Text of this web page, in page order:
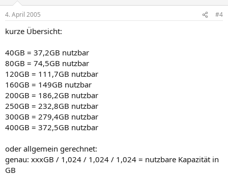
4. April 2005 #4
kurze Übersicht:
40GB = 37,2GB nutzbar
80GB = 74,5GB nutzbar
120GB = 111,7GB nutzbar
160GB = 149GB nutzbar
200GB = 186,2GB nutzbar
250GB = 232,8GB nutzbar
300GB = 279,4GB nutzbar
400GB = 372,5GB nutzbar
oder allgemein gerechnet:
genau: xxxGB / 1,024 / 1,024 / 1,024 = nutzbare Kapazität in
GB